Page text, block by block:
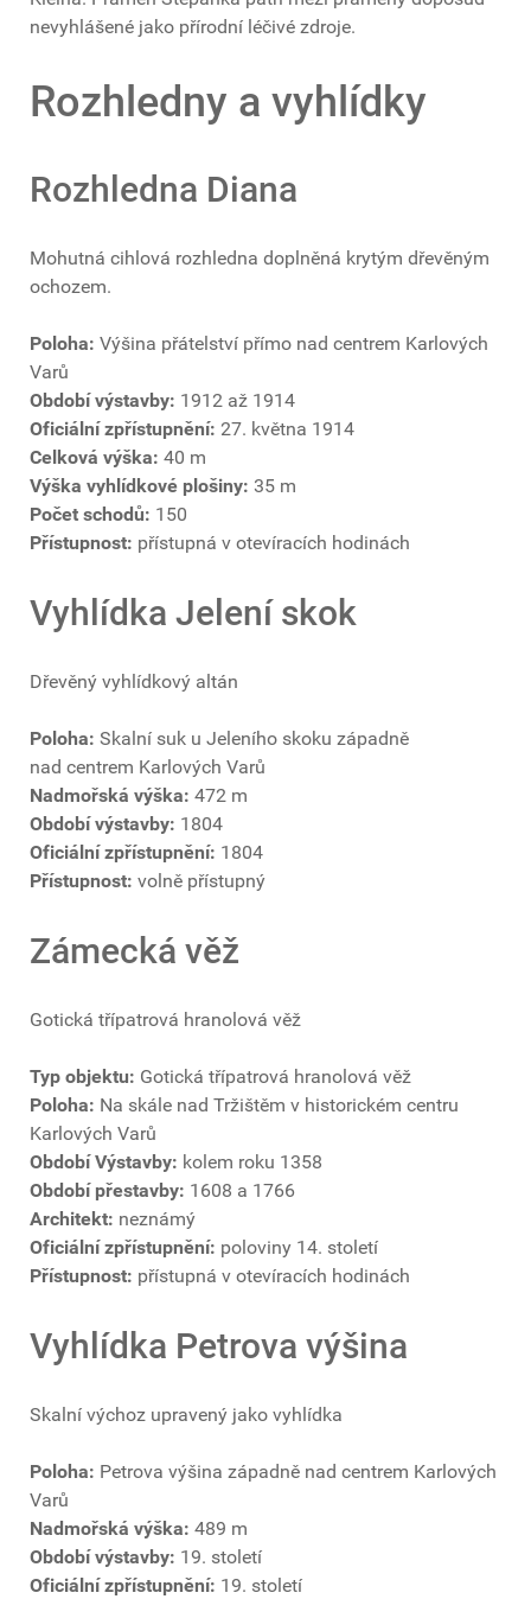
nevyhlášené jako přírodní léčivé zdroje.
Rozhledny a vyhlídky
Rozhledna Diana
Mohutná cihlová rozhledna doplněná krytým dřevěným
ochozem.
Poloha: Výšina přátelství přímo nad centrem Karlových
Varů
Období výstavby: 1912 až 1914
Oficiální zpřístupnění: 27. května 1914
Celková výška: 40 m
Výška vyhlídkové plošiny: 35 m
Počet schodů: 150
Přístupnost: přístupná v otevíracích hodinách
Vyhlídka Jelení skok
Dřevěný vyhlídkový altán
Poloha: Skalní suk u Jeleního skoku západně
nad centrem Karlových Varů
Nadmořská výška: 472 m
Období výstavby: 1804
Oficiální zpřístupnění: 1804
Přístupnost: volně přístupný
Zámecká věž
Gotická třípatrová hranolová věž
Typ objektu: Gotická třípatrová hranolová věž
Poloha: Na skále nad Tržištěm v historickém centru
Karlových Varů
Období Výstavby: kolem roku 1358
Období přestavby: 1608 a 1766
Architekt: neznámý
Oficiální zpřístupnění: poloviny 14. století
Přístupnost: přístupná v otevíracích hodinách
Vyhlídka Petrova výšina
Skalní výchoz upravený jako vyhlídka
Poloha: Petrova výšina západně nad centrem Karlových
Varů
Nadmořská výška: 489 m
Období výstavby: 19. století
Oficiální zpřístupnění: 19. století